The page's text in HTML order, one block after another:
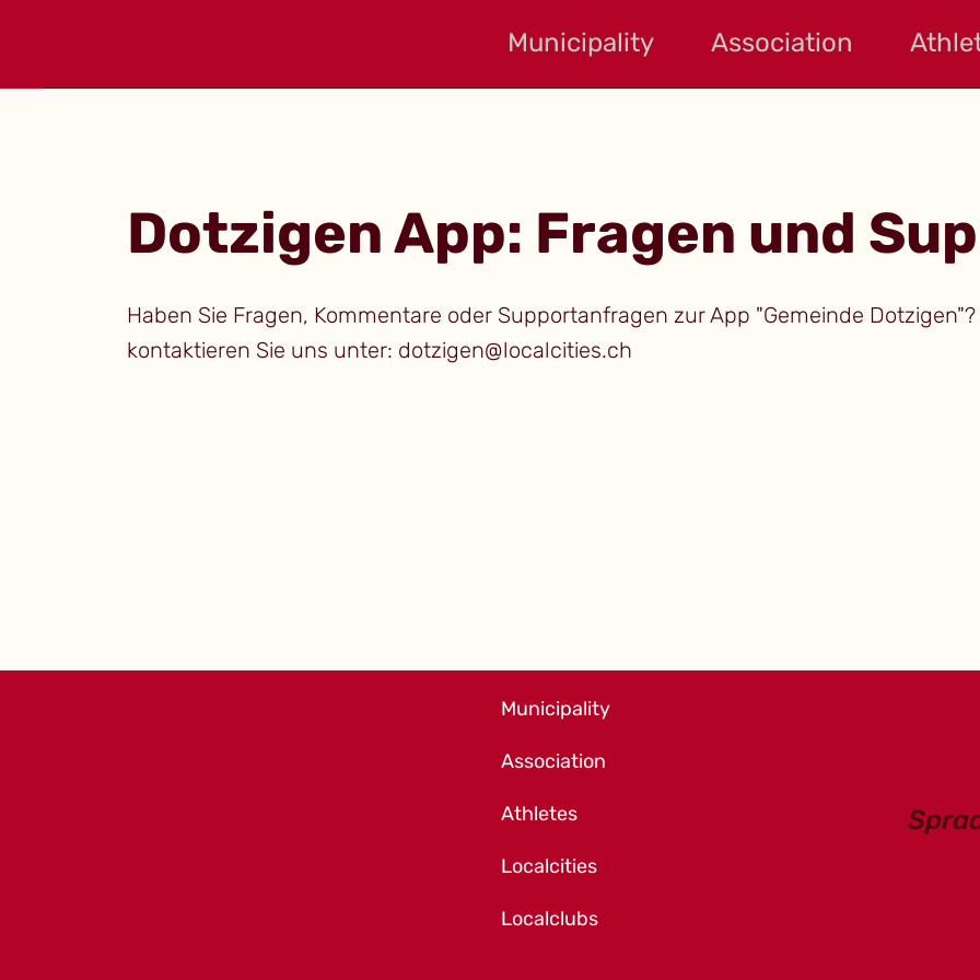
Municipality Association
Dotzigen App: Fragen und
Haben Sie Fragen, Kommentare oder Supportanfragen zur App "Gemeinde
kontaktieren Sie uns unter: dotzigen@localcities.ch
Municipality
Association
Athletes
Localcities
Localclubs